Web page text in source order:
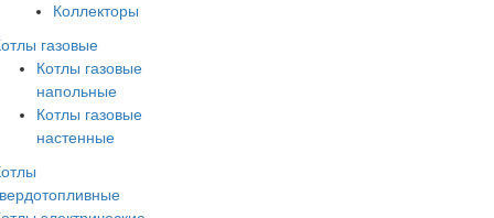
Коллекторы
газовые
Котлы газовые
напольные
Котлы газовые
настенные